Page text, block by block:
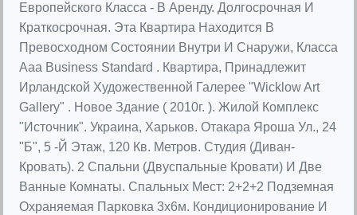
Европейского Класса - В Аренду. Долгосрочная И
Краткосрочная. Эта Квартира Находится В
Превосходном Состоянии Внутри И Снаружи, Класса
Aaa Business Standard . Квартира, Принадлежит
Ирландской Художественной Галерее "Wicklow Art
Gallery" . Новое Здание ( 2010г. ). Жилой Комплекс
"Источник". Украина, Харьков. Отакара Яроша Ул., 24
"Б", 5 -Й Этаж, 120 Кв. Метров. Студия (Диван-
Кровать). 2 Спальни (Двуспальные Кровати) И Две
Ванные Комнаты. Спальных Мест: 2+2+2 Подземная
Охраняемая Парковка 3x6м. Кондиционирование И